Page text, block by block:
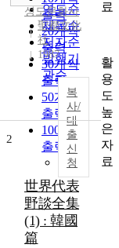
연도순
제목순
저자순
발행기
관순
출력
20개씩
출력
30개씩
출력
50개씩
출력
100개씩
출력
성도문화사
聖都文化
社
1987
복
사/
대
출
신
청
2
世界代表
野談全集
(1) : 韓國
篇
료
활
용
도
높
은
자
료